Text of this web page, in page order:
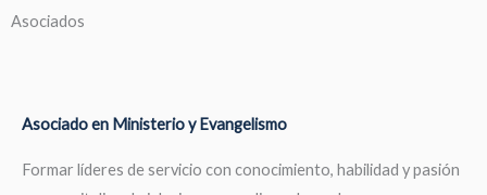
Asociados
Asociado en Ministerio y Evangelismo
Formar líderes de servicio con conocimiento, habilidad y pasión